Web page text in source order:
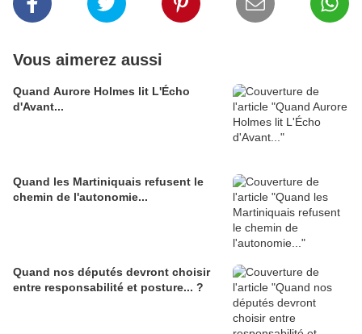
Vous aimerez aussi
Quand Aurore Holmes lit L'Écho
d'Avant...
Quand les Martiniquais refusent le
chemin de l'autonomie...
Quand nos députés devront choisir
entre responsabilité et posture... ?